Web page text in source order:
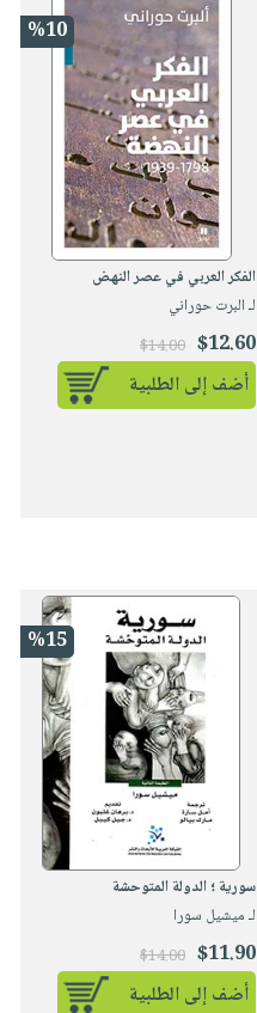
%10
الفكر العربي في عصر النهض
لـ البرت حوراني
$12.60
$14.00
أضف إلى الطلبية
%15
سورية ؛ الدولة المتوحشة
لـ ميشيل سورا
$11.90
$14.00
أضف إلى الطلبية